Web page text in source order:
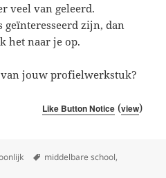
veel van geleerd.
zijn, dan
het naar je op.
jouw profielwerkstuk?
Like Button Notice(view)
Tags
middelbare school,